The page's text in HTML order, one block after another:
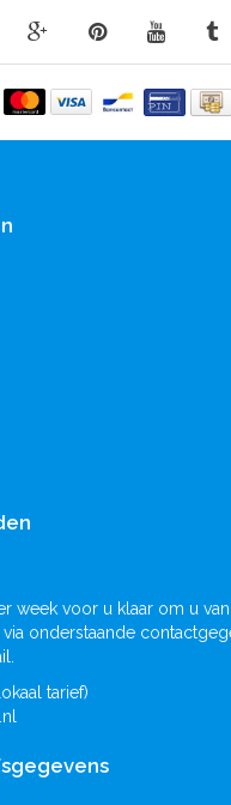
week voor u klaar om u van
onderstaande
tarief)